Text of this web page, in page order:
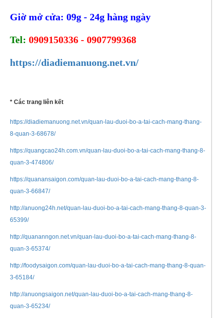
Giờ mở cửa: 09g - 24g hàng ngày
Tel: 0909150336 - 0907799368
https://diadiemanuong.net.vn/
* Các trang liên kết
https://diadiemanuong.net.vn/quan-lau-duoi-bo-a-tai-cach-mang-thang-
8-quan-3-68678/
https://quangcao24h.com.vn/quan-lau-duoi-bo-a-tai-cach-mang-thang-8-
quan-3-474806/
https://quanansaigon.com/quan-lau-duoi-bo-a-tai-cach-mang-thang-8-
quan-3-66847/
http://anuong24h.net/quan-lau-duoi-bo-a-tai-cach-mang-thang-8-quan-3-
65399/
http://quananngon.net.vn/quan-lau-duoi-bo-a-tai-cach-mang-thang-8-
quan-3-65374/
http://foodysaigon.com/quan-lau-duoi-bo-a-tai-cach-mang-thang-8-quan-
3-65184/
http://anuongsaigon.net/quan-lau-duoi-bo-a-tai-cach-mang-thang-8-
quan-3-65234/